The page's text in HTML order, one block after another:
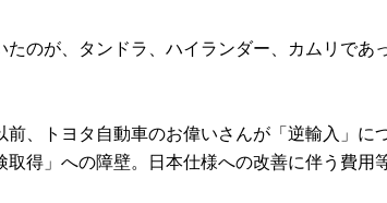
のが、タンドラ、ハイランダー、カムリであ
、トヨタ自動車のお偉いさんが「逆輸入」に
得」への障壁。日本仕様への改善に伴う費用